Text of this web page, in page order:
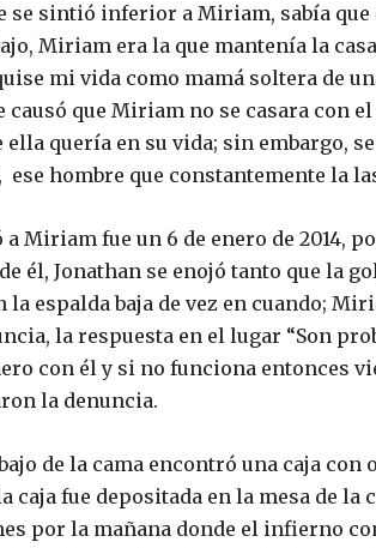
se sintió inferior a Miriam, sabía que
Miriam era la que mantenía la
mi vida como mamá soltera de
causó que Miriam no se casara con
quería en su vida; sin embargo,
ese hombre que constantemente la
Miriam fue un 6 de enero de 2014,
él, Jonathan se enojó tanto que la
la espalda baja de vez en cuando;
la respuesta en el lugar “Son
con él y si no funciona entonces
la denuncia.
de la cama encontró una caja
caja fue depositada en la mesa de
por la mañana donde el infierno